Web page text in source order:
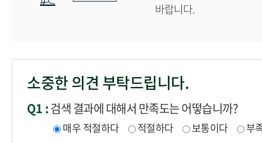
바랍니다.
소중한 의견 부탁드립니다.
Q1 :검색 결과에 대해서 만족도는 어떻습니까?
매우 적절하다 적절하다 보통이다 부